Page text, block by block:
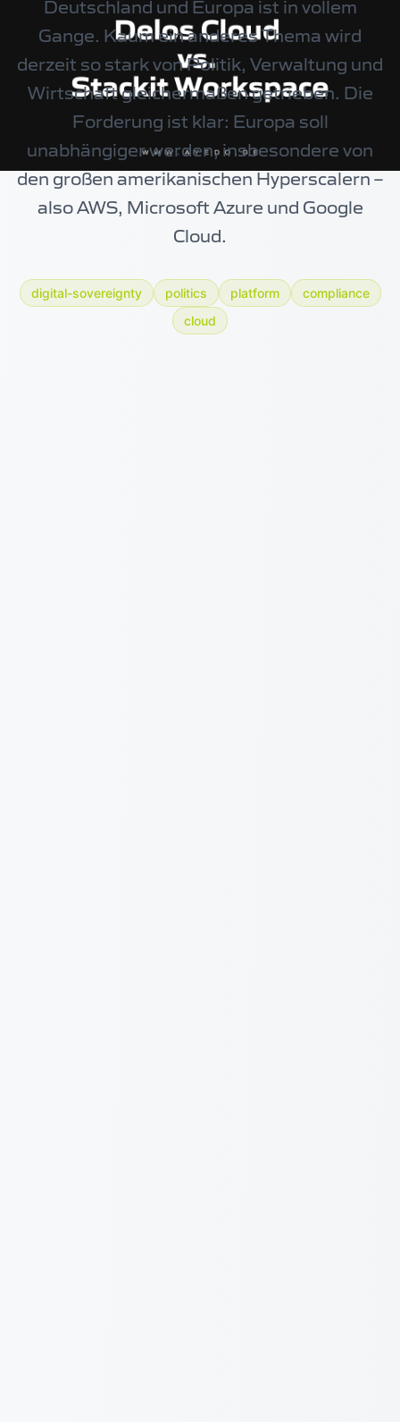
Deutschland und Europa ist in vollem
Gange. Kaum ein anderes Thema wird
derzeit so stark von Politik, Verwaltung und
Wirtschaft gleichermaßen getrieben. Die
Forderung ist klar: Europa soll
unabhängiger werden, insbesondere von
den großen amerikanischen Hyperscalern –
also AWS, Microsoft Azure und Google
Cloud.
digital-sovereignty politics platform
compliance
cloud